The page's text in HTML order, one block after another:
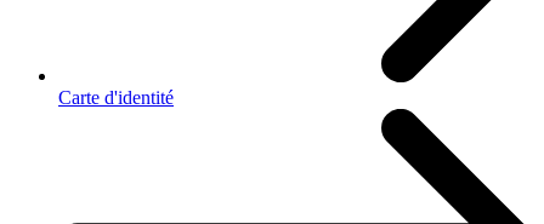
Carte d'identité